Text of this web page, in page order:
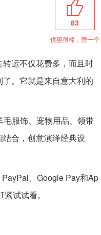
83
优惠很棒，赞一个
运不仅花费多，而且时
。它就是来自意大利的
服饰、宠物用品、领带
合，创意演绎经典设
、Google Pay和Ap
试试看。